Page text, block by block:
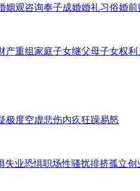
姻观咨询奉子成婚婚礼习俗婚前
产重组家庭子女继父母子女权利
极度空虚悲伤内疚狂躁易怒
失业恐惧职场性骚扰排挤孤立创